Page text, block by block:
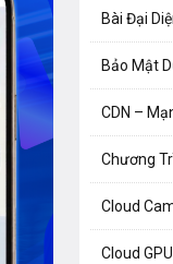
Bài Đại
Bảo Mật
CDN –
Chương
Cloud
Cloud GPU